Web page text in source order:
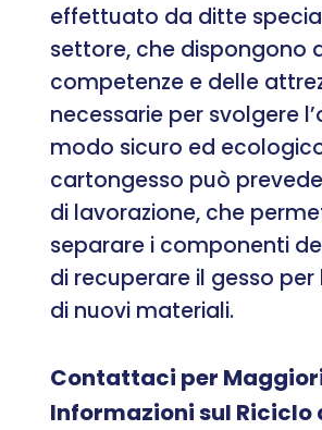
effettuato da ditte
settore, che dispongono
competenze e delle
necessarie per svolgere
modo sicuro ed
cartongesso può
di lavorazione, che
separare i componenti
di recuperare il gesso
di nuovi materiali.
Contattaci per
Informazioni sul Riciclo